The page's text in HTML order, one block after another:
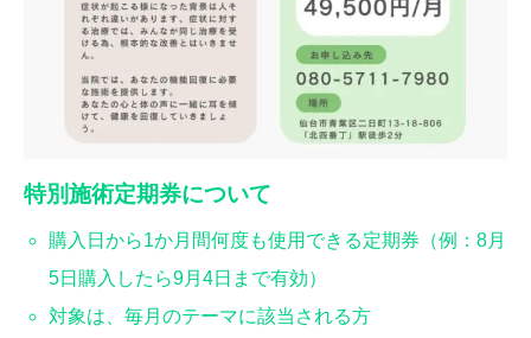
特別施術定期券について
購入日から1か月間何度も使用できる定期券（例：8月
5日購入したら9月4日まで有効）
対象は、毎月のテーマに該当される方